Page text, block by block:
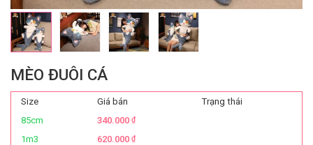
MÈO ĐUÔI CÁ
Size Giá bán
Trạng thái
85cm
340.000₫
1m3 620.000₫